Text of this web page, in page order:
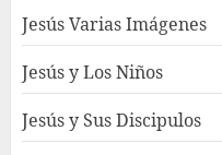
Jesús Varias Imágenes
Jesús y Los Niños
Jesús y Sus Discipulos